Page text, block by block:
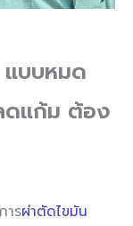
แบบหมด
ดแก้ม ต้อง
ารผ่าตัดไขมัน